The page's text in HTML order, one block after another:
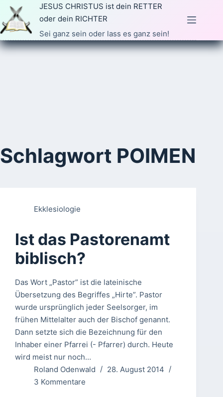
Zum
Inhalt
springen
JESUS CHRISTUS ist dein RETTER
oder dein RICHTER
Sei ganz sein oder lass es ganz sein!
Schlagwort POIMEN
Ekklesiologie
Ist das Pastorenamt
biblisch?
Das Wort „Pastor” ist die lateinische
Übersetzung des Begriffes „Hirte”. Pastor
wurde ursprünglich jeder Seelsorger, im
frühen Mittelalter auch der Bischof genannt.
Dann setzte sich die Bezeichnung für den
Inhaber einer Pfarrei (- Pfarrer) durch. Heute
wird meist nur noch…
Roland Odenwald
28. August 2014
3 Kommentare